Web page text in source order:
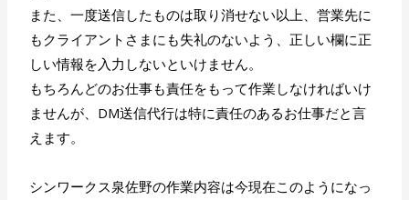
また、一度送信したものは取り消せない以上、営業先に
もクライアントさまにも失礼のないよう、正しい欄に正
しい情報を入力しないといけません。
もちろんどのお仕事も責任をもって作業しなければいけ
ませんが、DM送信代行は特に責任のあるお仕事だと言
えます。
シンワークス泉佐野の作業内容は今現在このようになっ